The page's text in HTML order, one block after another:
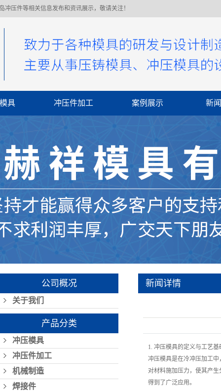
冲压件等相关信息发布和资讯展示，敬请关注！
具 冲压件加工 案例展示 新
常
公司概况
关于我们
产品分类
冲压模具
冲压件加工
机械制造
焊接件
新闻详情
1. 冲压模具的定义与工艺基
冲压模具是在冷冲压加工
对材料施加压力，使其产
得到了广泛应用。